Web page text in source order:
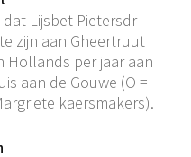
Lijsbet Pietersdr
zijn aan Gheertruut
Hollands per jaar aan
aan de Gouwe (O =
kaersmakers).